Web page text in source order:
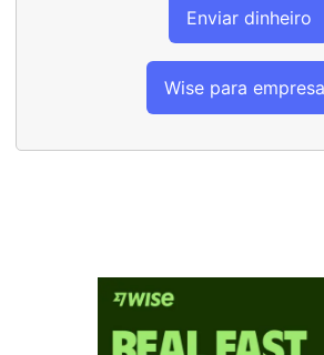
Enviar dinheiro
Wise para